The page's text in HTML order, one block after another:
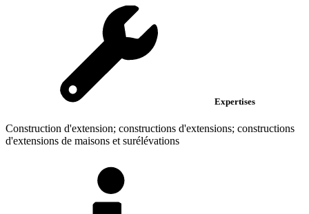
Expertises
Construction d'extension; constructions d'extensions; constructions
d'extensions de maisons et surélévations